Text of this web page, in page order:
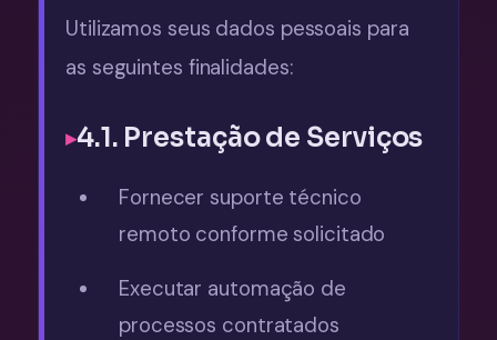
Utilizamos seus dados pessoais para
as seguintes finalidades:
4.1. Prestação de Serviços
Fornecer suporte técnico
remoto conforme solicitado
Executar automação de
processos contratados